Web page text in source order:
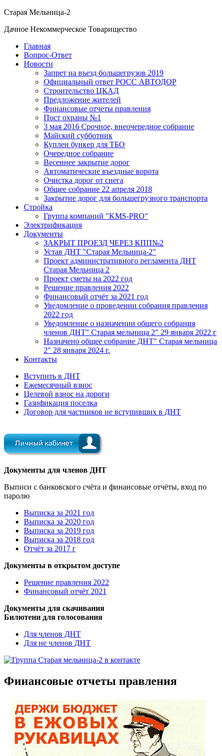
Старая Мельница-2
Дачное Некоммерческое Товарищество
Главная
Вопрос-Ответ
Новости
Запрет на въезд большегрузов 2019
Официальный ответ РОСС АВТОДОР
Строительство ЦКАД
Предложение жителей
Финансовые отчеты правления
Пост охраны №1
3 мая 2016 Срочное, внеочередное собрание
Майский субботник
Куплен бункер для ТБО
Очередное собрание
Весеннее закрытие дорог
Автоматические въездные ворота
Очистка дорог от снега
Общее собрание 22 апреля 2018
Закрытие дорог для большегрузного транспорта
Стройка
Группа компаний "KMS-PRO"
Электрификация
Документы
ЗАКРЫТ ПРОЕЗД ЧЕРЕЗ КПП№2
Устав ДНТ "Старая Мельница-2"
Проект административного регламента ДНТ
Старая Мельница 2
Проект сметы на 2022 год
Решение правления 2022
Финансовый отчёт за 2021 год
Уведомление о проведении собрания правления
2022 год
Уведомление о назначении общего собрания
членов ДНТ" Старая мельница 2" 29 января 2022 г
Назначено общее собрание ДНТ" Старая мельница
2" 28 января 2024 г.
Контакты
Вступить в ДНТ
Ежемесячный взнос
Целевой взнос на дороги
Газификация поселка
Договор для частников не вступивших в ДНТ
Документы для членов ДНТ
Выписи с банковского счёта и финансовые отчёты, вход по
паролю
Выписка за 2021 год
Выписка за 2020 год
Выписка за 2019 год
Выписка за 2018 год
Отчёт за 2017 г
Документы в открытом доступе
Решение правления 2022
Финансовый отчёт 2021
Документы для скачивания
Билютени для голосования
Для членов ДНТ
Для не членов ДНТ
Финансовые отчеты правления